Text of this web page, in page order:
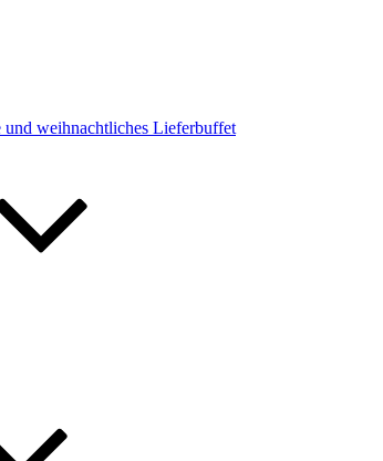
weihnachtliches Lieferbuffet